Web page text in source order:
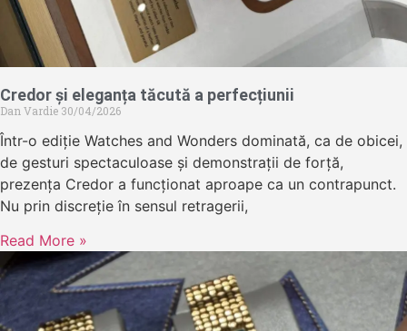
Credor și eleganța tăcută a perfecțiunii
Dan Vardie 30/04/2026
Într-o ediție Watches and Wonders dominată, ca de obicei,
de gesturi spectaculoase și demonstrații de forță,
prezența Credor a funcționat aproape ca un contrapunct.
Nu prin discreție în sensul retragerii,
Read More »